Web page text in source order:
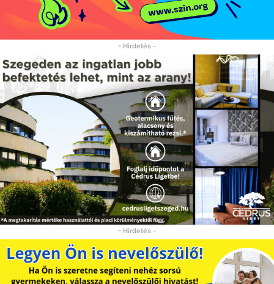
- Hirdetés -
- Hirdetés -